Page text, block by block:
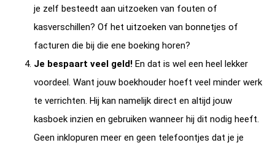
je zelf besteedt aan uitzoeken van fouten of
kasverschillen? Of het uitzoeken van bonnetjes of
facturen die bij die ene boeking horen?
Je bespaart veel geld! En dat is wel een heel lekker
voordeel. Want jouw boekhouder hoeft veel minder werk
te verrichten. Hij kan namelijk direct en altijd jouw
kasboek inzien en gebruiken wanneer hij dit nodig heeft.
Geen inklopuren meer en geen telefoontjes dat je je